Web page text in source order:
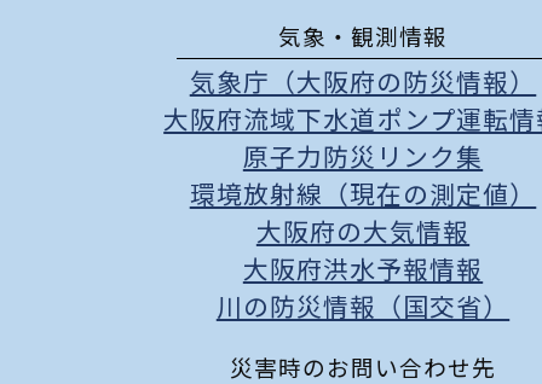
気象・観測情報
気象庁（大阪府の防災情報）
大阪府流域下水道ポンプ運転情
原子力防災リンク集
環境放射線（現在の測定値）
大阪府の大気情報
大阪府洪水予報情報
川の防災情報（国交省）
災害時のお問い合わせ先